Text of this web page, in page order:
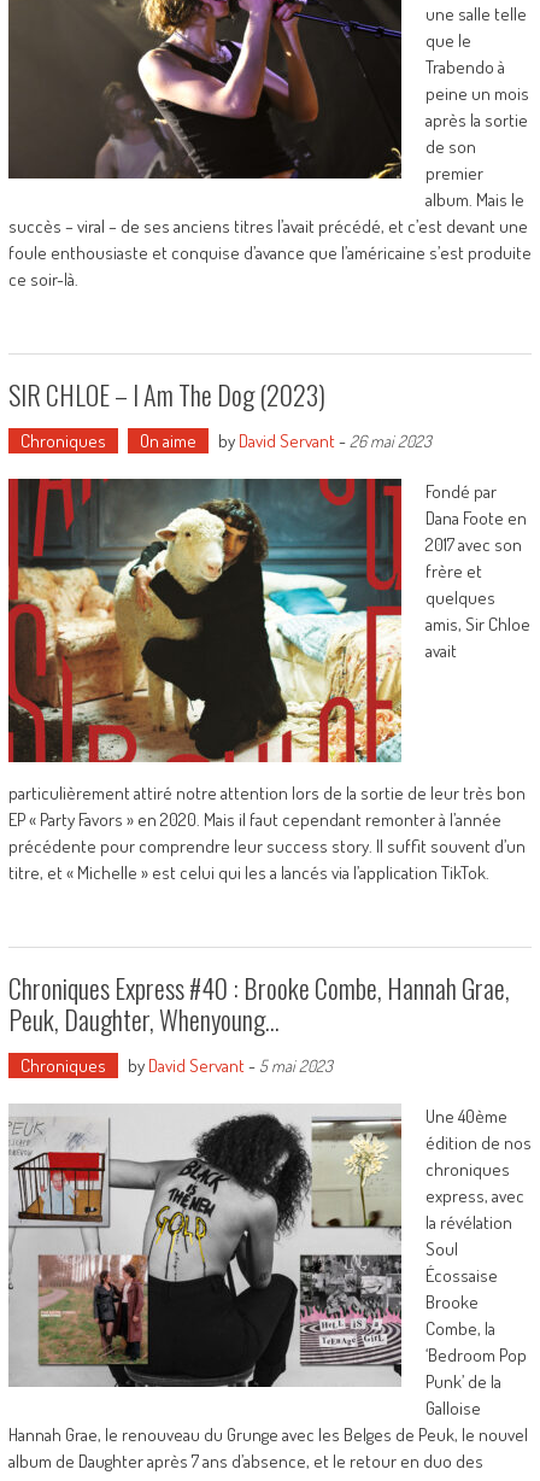
une salle telle
que le
Trabendo à
peine un mois
après la sortie
de son
premier
album. Mais le
succès – viral – de ses anciens titres l’avait précédé, et c’est devant une
foule enthousiaste et conquise d’avance que l’américaine s’est produite
ce soir-là.
SIR CHLOE – I Am The Dog (2023)
Chroniques On aime by David Servant- 26 mai 2023
Fondé par
Dana Foote en
2017 avec son
frère et
quelques
amis, Sir Chloe
avait
particulièrement attiré notre attention lors de la sortie de leur très bon
EP « Party Favors » en 2020. Mais il faut cependant remonter à l’année
précédente pour comprendre leur success story. Il suffit souvent d’un
titre, et « Michelle » est celui qui les a lancés via l’application TikTok.
Chroniques Express #40 : Brooke Combe, Hannah Grae,
Peuk, Daughter, Whenyoung…
Chroniques by David Servant- 5 mai 2023
Une 40ème
édition de nos
chroniques
express, avec
la révélation
Soul
Écossaise
Brooke
Combe, la
‘Bedroom Pop
Punk’ de la
Galloise
Hannah Grae, le renouveau du Grunge avec les Belges de Peuk, le nouvel
album de Daughter après 7 ans d’absence, et le retour en duo des